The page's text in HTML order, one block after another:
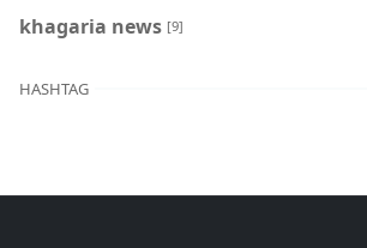
khagaria news [9]
HASHTAG